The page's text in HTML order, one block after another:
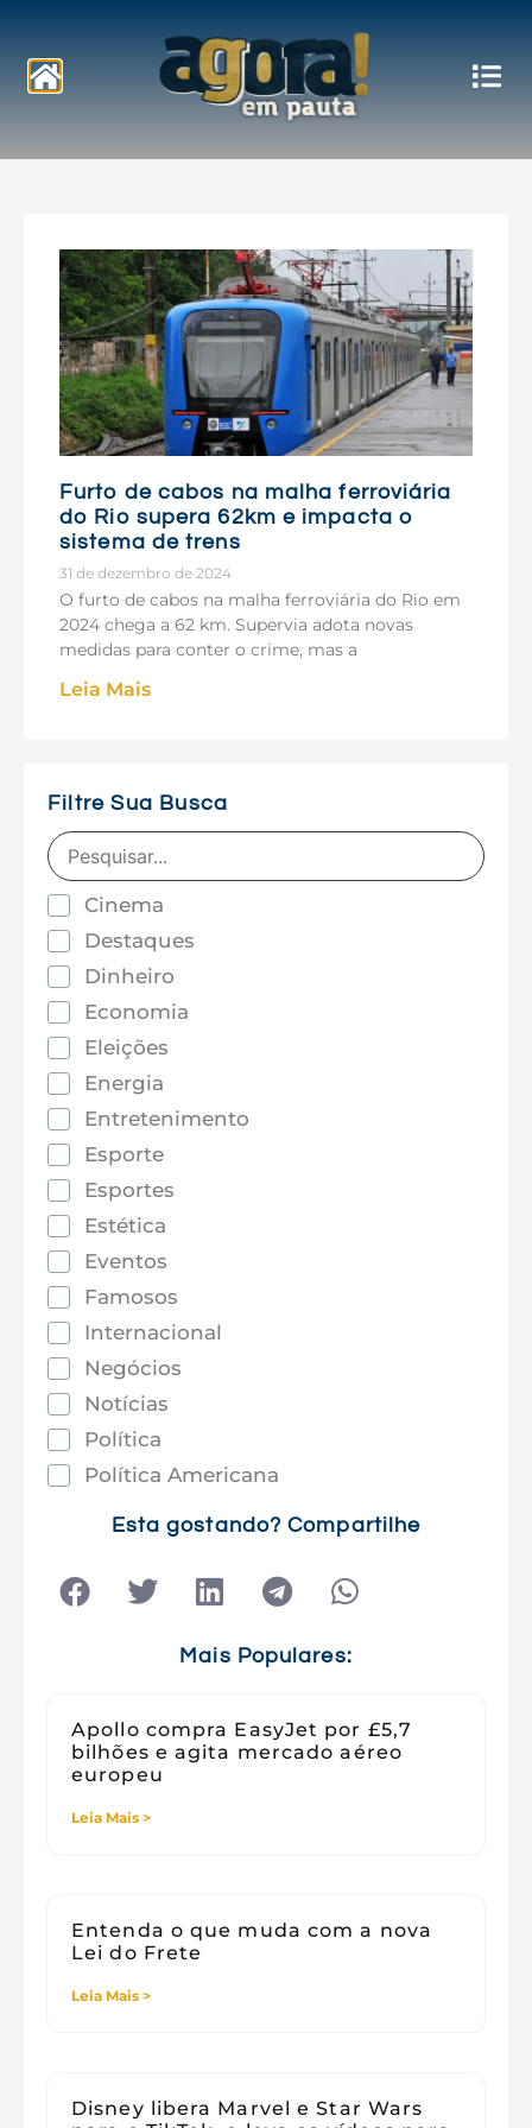
Notícias
Furto de cabos na malha ferroviária
do Rio supera 62km e impacta o
sistema de trens
31 de dezembro de 2024
O furto de cabos na malha ferroviária do Rio em
2024 chega a 62 km. Supervia adota novas
medidas para conter o crime, mas a
Leia Mais
Filtre Sua Busca
Cinema
Destaques
Dinheiro
Economia
Eleições
Energia
Entretenimento
Esporte
Esportes
Estética
Eventos
Famosos
Internacional
Negócios
Notícias
Política
Política Americana
Tecnologia
Esta gostando? Compartilhe
Mais Populares:
Apollo compra EasyJet por £5,7
bilhões e agita mercado aéreo
europeu
Leia Mais >
Entenda o que muda com a nova
Lei do Frete
Leia Mais >
Disney libera Marvel e Star Wars